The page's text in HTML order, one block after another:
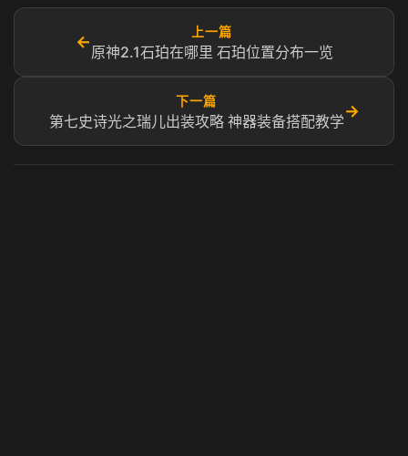
←
上一篇
原神2.1石珀在哪里 石珀位置分布一览
下一篇
第七史诗光之瑞儿出装攻略 神器装备搭配教学
→